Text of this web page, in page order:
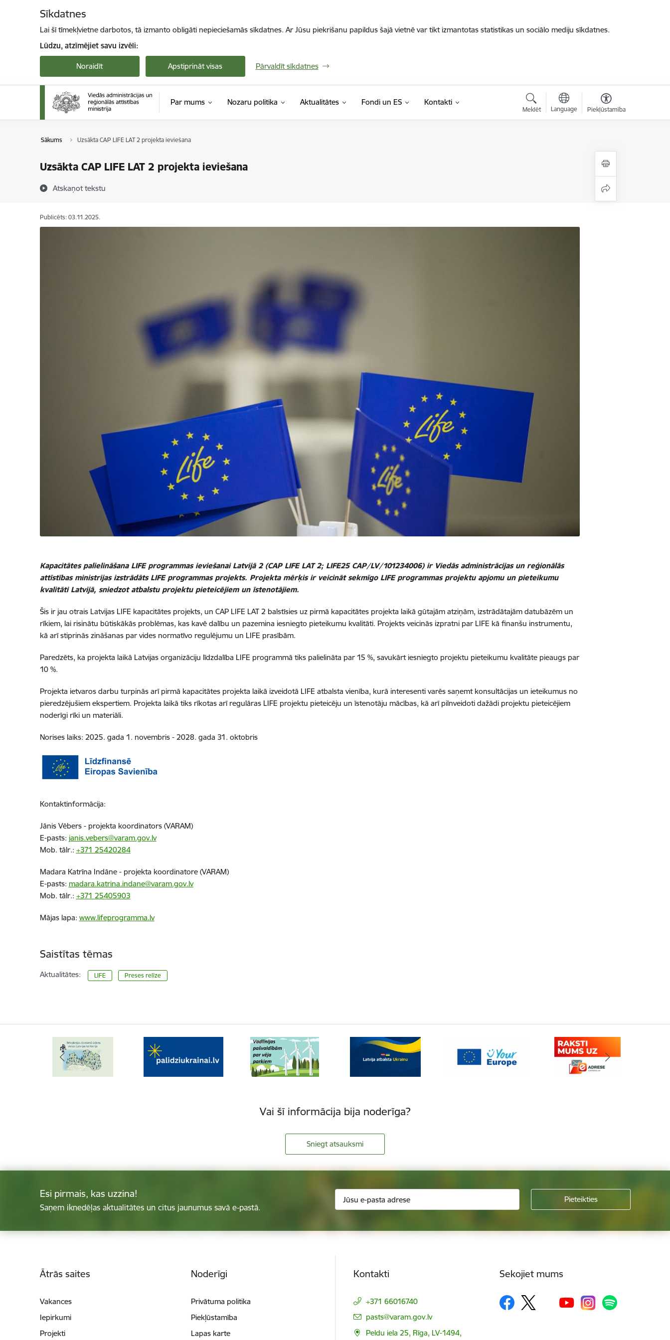
Sīkdatnes
Lai šī tīmekļvietne darbotos, tā izmanto obligāti nepieciešamās sīkdatnes. Ar Jūsu piekrišanu papildus šajā vietnē var tikt izmantotas statistikas un sociālo mediju sīkdatnes.
Lūdzu, atzīmējiet savu izvēli:
Noraidīt Apstiprināt visas Pārvaldīt sīkdatnes
Par mums Nozaru politika Aktualitātes Fondi un ES Kontakti
Meklēt Language Piekļūstamība
Sākums Uzsākta CAP LIFE LAT 2 projekta ieviešana
Uzsākta CAP LIFE LAT 2 projekta ieviešana
Atskaņot tekstu
Publicēts: 03.11.2025.
Kapacitātes palielināšana LIFE programmas ieviešanai Latvijā 2 (CAP LIFE LAT 2; LIFE25 CAP/LV/101234006) ir Viedās administrācijas un reģionālās
attīstības ministrijas izstrādāts LIFE programmas projekts. Projekta mērķis ir veicināt sekmīgo LIFE programmas projektu apjomu un pieteikumu
kvalitāti Latvijā, sniedzot atbalstu projektu pieteicējiem un īstenotājiem.
Šis ir jau otrais Latvijas LIFE kapacitātes projekts, un CAP LIFE LAT 2 balstīsies uz pirmā kapacitātes projekta laikā gūtajām atziņām, izstrādātajām datubāzēm un
rīkiem, lai risinātu būtiskākās problēmas, kas kavē dalību un pazemina iesniegto pieteikumu kvalitāti. Projekts veicinās izpratni par LIFE kā finanšu instrumentu,
kā arī stiprinās zināšanas par vides normatīvo regulējumu un LIFE prasībām.
Paredzēts, ka projekta laikā Latvijas organizāciju līdzdalība LIFE programmā tiks palielināta par 15 %, savukārt iesniegto projektu pieteikumu kvalitāte pieaugs par
10 %.
Projekta ietvaros darbu turpinās arī pirmā kapacitātes projekta laikā izveidotā LIFE atbalsta vienība, kurā interesenti varēs saņemt konsultācijas un ieteikumus no
pieredzējušiem ekspertiem. Projekta laikā tiks rīkotas arī regulāras LIFE projektu pieteicēju un īstenotāju mācības, kā arī pilnveidoti dažādi projektu pieteicējiem
noderīgi rīki un materiāli.
Norises laiks: 2025. gada 1. novembris - 2028. gada 31. oktobris
Kontaktinformācija:
Jānis Vēbers - projekta koordinators (VARAM)
E-pasts: janis.vebers@varam.gov.lv
Mob. tālr.: +371 25420284
Madara Katrīna Indāne- projekta koordinatore (VARAM)
E-pasts: madara.katrina.indane@varam.gov.lv
Mob. tālr.: +371 25405903
Mājas lapa: www.lifeprogramma.lv
Saistītas tēmas
Aktualitātes: LIFE Preses relīze
Vai šī informācija bija noderīga?
Sniegt atsauksmi
Esi pirmais, kas uzzina!
Saņem iknedēļas aktualitātes un citus jaunumus savā e-pastā.
Ātrās saites
Vakances
Iepirkumi
Projekti
Noderīgi
Privātuma politika
Piekļūstamība
Lapas karte
Kontakti
+371 66016740
E-pasts:
pasts@varam.gov.lv
Peldu iela 25, Rīga, LV-1494,
Sekojiet mums